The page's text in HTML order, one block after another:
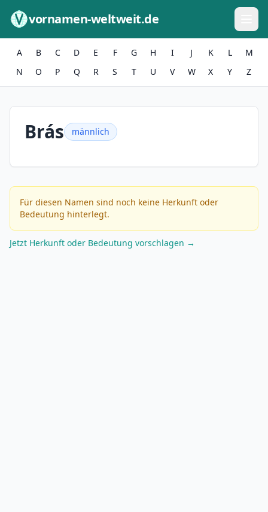
vornamen-weltweit.de
A B C D E F G H I J K L
M
N
O P Q R S T U V W X Y Z
Brás männlich
Für diesen Namen sind noch keine Herkunft oder
Bedeutung hinterlegt.
Jetzt Herkunft oder Bedeutung vorschlagen →